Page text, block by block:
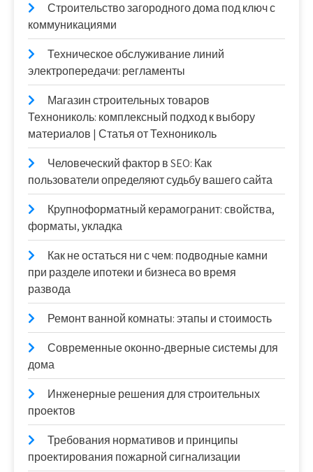
Строительство загородного дома под ключ с
коммуникациями
Техническое обслуживание линий
электропередачи: регламенты
Магазин строительных товаров
Технониколь: комплексный подход к выбору
материалов | Статья от Технониколь
Человеческий фактор в SEO: Как
пользователи определяют судьбу вашего сайта
Крупноформатный керамогранит: свойства,
форматы, укладка
Как не остаться ни с чем: подводные камни
при разделе ипотеки и бизнеса во время
развода
Ремонт ванной комнаты: этапы и стоимость
Современные оконно‑дверные системы для
дома
Инженерные решения для строительных
проектов
Требования нормативов и принципы
проектирования пожарной сигнализации